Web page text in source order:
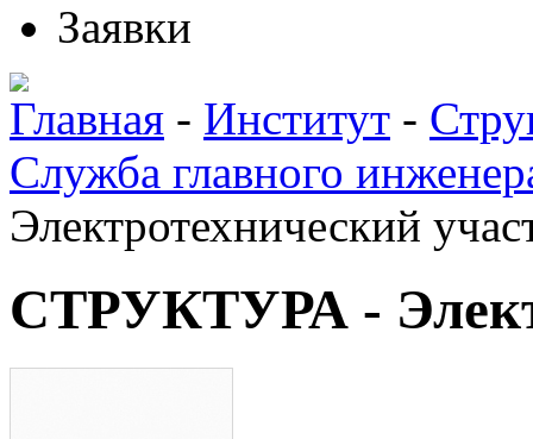
Заявки
Главная - Институт -
Служба главного
Электротехнический
СТРУКТУРА -